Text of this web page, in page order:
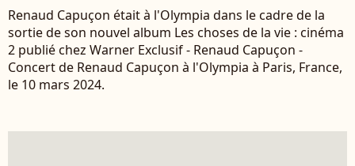
Renaud Capuçon était à l'Olympia dans le cadre de la
sortie de son nouvel album Les choses de la vie : cinéma
2 publié chez Warner Exclusif - Renaud Capuçon -
Concert de Renaud Capuçon à l'Olympia à Paris, France,
le 10 mars 2024.